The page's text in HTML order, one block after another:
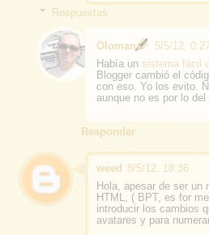
Respuestas
Oloman
5/5/12,
Había un sistema fácil
Blogger cambió el
con eso. Yo los evito.
aunque no es por lo
Responder
weed 8/5/12, 18:36
Hola, apesar de ser un
HTML, ( BPT, es for
introducir los cambios
avatares y para